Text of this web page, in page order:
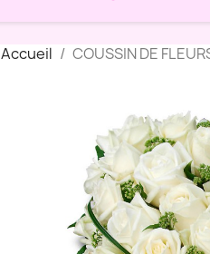
Accueil COUSSIN DE